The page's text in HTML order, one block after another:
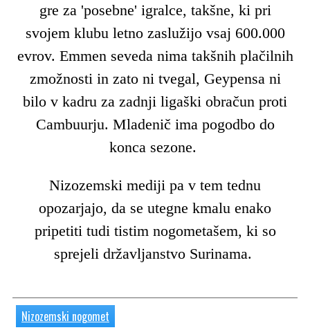
gre za 'posebne' igralce, takšne, ki pri
svojem klubu letno zaslužijo vsaj 600.000
evrov. Emmen seveda nima takšnih plačilnih
zmožnosti in zato ni tvegal, Geypensa ni
bilo v kadru za zadnji ligaški obračun proti
Cambuurju. Mladenič ima pogodbo do
konca sezone.
Nizozemski mediji pa v tem tednu
opozarjajo, da se utegne kmalu enako
pripetiti tudi tistim nogometašem, ki so
sprejeli državljanstvo Surinama.
Nizozemski nogomet